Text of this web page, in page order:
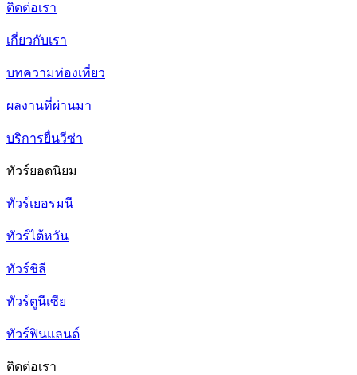
ติดต่อเรา
เกี่ยวกับเรา
บทความท่องเที่ยว
ผลงานที่ผ่านมา
บริการยื่นวีซ่า
ทัวร์ยอดนิยม
ทัวร์เยอรมนี
ทัวร์ไต้หวัน
ทัวร์ชิลี
ทัวร์ตูนีเซีย
ทัวร์ฟินแลนด์
ติดต่อเรา